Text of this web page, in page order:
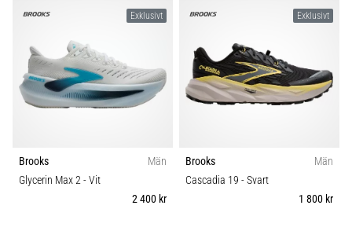
Exklusivt
Brooks
Män
Glycerin Max 2- Vit
2 400 kr
Exklusivt
Brooks
Män
Cascadia 19 - Svart
1 800 kr